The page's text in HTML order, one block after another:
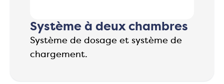
Système à deux chambres
Système de dosage et système de
chargement.